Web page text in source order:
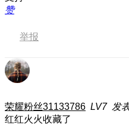
赞
举报
荣耀粉丝31133786 LV7 发
红红火火收藏了